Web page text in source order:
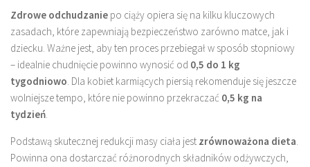
Zdrowe odchudzanie po ciąży opiera się na kilku kluczowych
zasadach, które zapewniają bezpieczeństwo zarówno matce, jak i
dziecku. Ważne jest, aby ten proces przebiegał w sposób stopniowy
– idealnie chudnięcie powinno wynosić od 0,5 do 1 kg
tygodniowo. Dla kobiet karmiących piersią rekomenduje się jeszcze
wolniejsze tempo, które nie powinno przekraczać 0,5 kg na
tydzień.
Podstawą skutecznej redukcji masy ciała jest zrównoważona dieta.
Powinna ona dostarczać różnorodnych składników odżywczych,